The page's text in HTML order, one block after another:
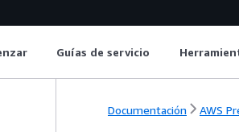
Guías de servicio
Documentación AWS